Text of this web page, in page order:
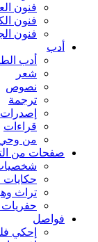
فنون العرض
فنون الكتابة
فنون الجميلة
أدب
أدب الطفل
شعر
نصوص
ترجمة
إصدرات
قراءات
من وحي
صفحات من التاريخ
شخصيات
حكايات من
تراث وهوية
حفريات أثرية
فواصل
إحكي